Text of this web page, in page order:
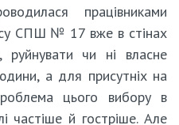
працівниками
СПШ № 17 вже в стінах
руйнувати чи ні власне
а для присутніх на
цього вибору в
частіше й гостріше. Але